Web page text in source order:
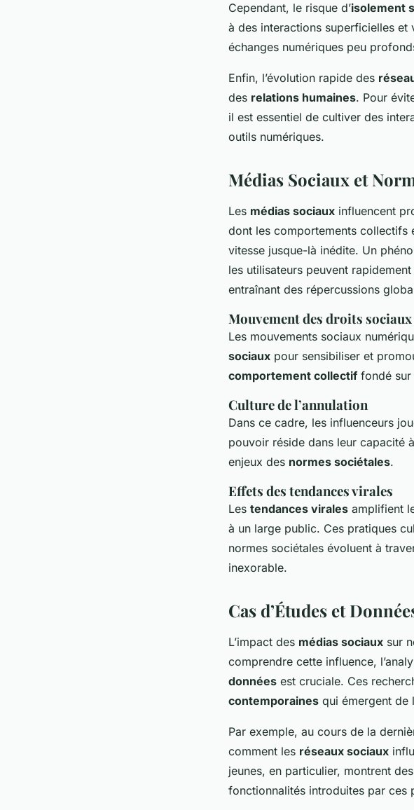
Cependant, le risque d’isolement
à des interactions superficielles
échanges numériques peu
Enfin, l’évolution rapide des
des relations humaines. Pour
il est essentiel de cultiver des
outils numériques.
Médias Sociaux et
Les médias sociaux influencent
dont les comportements collectifs
vitesse jusque-là inédite. Un
les utilisateurs peuvent
entraînant des répercussions
Mouvement des droits
Les mouvements sociaux
sociaux pour sensibiliser et
comportement collectif fondé sur
Culture de l’annulation
Dans ce cadre, les influenceurs
pouvoir réside dans leur capacité
enjeux des normes sociétales.
Effets des tendances virales
Les tendances virales amplifient
à un large public. Ces pratiques
normes sociétales évoluent à
inexorable.
Cas d’Études et
L’impact des médias sociaux sur
comprendre cette influence,
données est cruciale. Ces
contemporaines qui émergent de
Par exemple, au cours de la
comment les réseaux sociaux
jeunes, en particulier, montrent
fonctionnalités introduites par ces